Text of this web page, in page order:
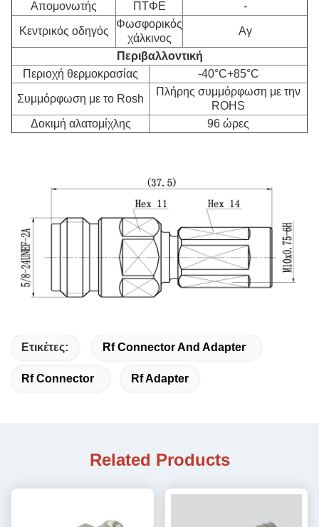
Απομονωτής ΠΤΦΕ -
Κεντρικός οδηγός
Φωσφορικός
χάλκινος
Αγ
Περιβαλλοντική
Περιοχή θερμοκρασίας
-40°C+85°C
Συμμόρφωση με το Rosh
Πλήρης συμμόρφωση με την
ROHS
Δοκιμή αλατομίχλης
96 ώρες
Ετικέτες: Rf Connector And Adapter
Rf Connector Rf Adapter
Related Products